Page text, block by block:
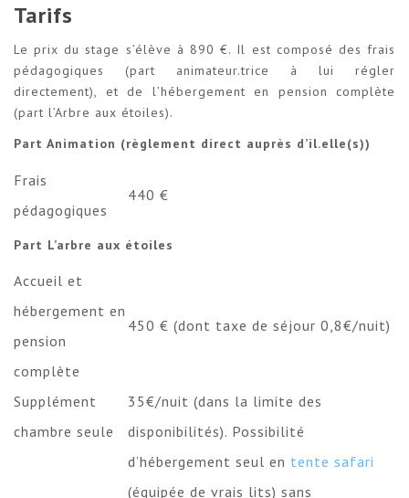
Tarifs
Le prix du stage s’élève à 890 €. Il est composé des frais
pédagogiques (part animateur.trice à lui régler
directement), et de l’hébergement en pension complète
(part l’Arbre aux étoiles).
Part Animation (règlement direct auprès d’il.elle(s))
Frais
pédagogiques
440 €
Part L’arbre aux étoiles
Accueil et
hébergement en
pension
complète
450 € (dont taxe de séjour 0,8€/nuit)
Supplément
chambre seule
35€/nuit (dans la limite des
disponibilités). Possibilité
d’hébergement seul en tente safari
(équipée de vrais lits) sans